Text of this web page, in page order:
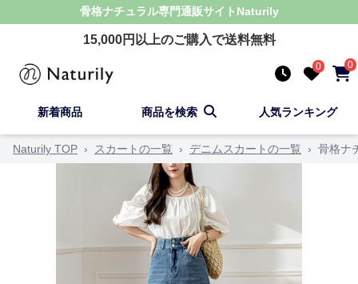
骨格ナチュラル専門通販サイト Naturily
15,000円以上のご購入で送料無料
0 0
新着商品 商品を検索 人気ランキング
Naturily TOP › スカートの一覧 › デニムスカートの一覧 › 骨格ナ